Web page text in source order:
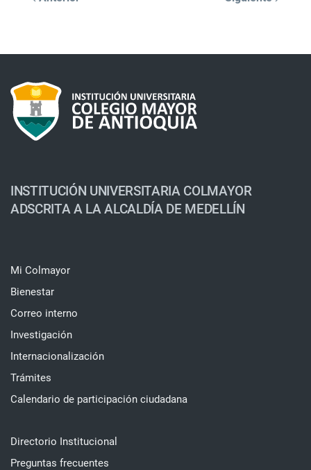
INSTITUCIÓN UNIVERSITARIA COLMAYOR
ADSCRITA A LA ALCALDÍA DE MEDELLÍN
Mi Colmayor
Bienestar
Correo interno
Investigación
Internacionalización
Trámites
Calendario de participación ciudadana
Directorio Institucional
Preguntas frecuentes